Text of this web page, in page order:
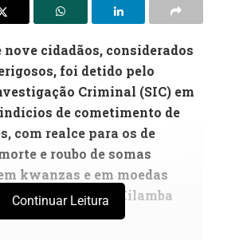
nove cidadãos, considerados
foi detido pelo
Criminal (SIC) em
de cometimento de
com realce para os de
e roubo de somas
kwanzas e em moedas
no município do Kilamba
Continuar Leitura